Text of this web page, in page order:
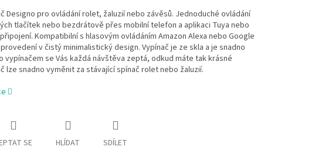
Designo pro ovládání rolet, žaluzií nebo závěsů. Jednoduché ovládání
tlačítek nebo bezdrátově přes mobilní telefon a aplikaci Tuya nebo
Kompatibilní s hlasovým ovládáním Amazon Alexa nebo Google
v čistý minimalistický design. Vypínač je ze skla a je snadno
vypínačem se Vás každá návštěva zeptá, odkud máte tak krásné
lze snadno vyměnit za stávající spínač rolet nebo žaluzií.
SE HLÍDAT SDÍLET